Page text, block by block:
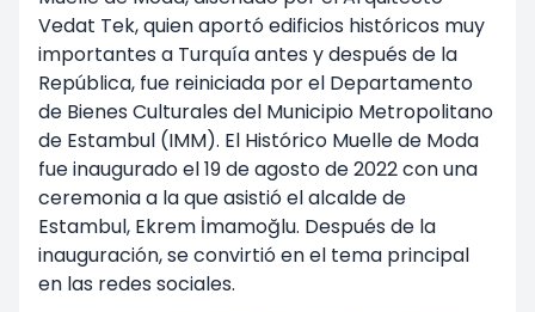
Vedat Tek, quien aportó edificios históricos muy
importantes a Turquía antes y después de la
República, fue reiniciada por el Departamento
de Bienes Culturales del Municipio Metropolitano
de Estambul (IMM). El Histórico Muelle de Moda
fue inaugurado el 19 de agosto de 2022 con una
ceremonia a la que asistió el alcalde de
Estambul, Ekrem İmamoğlu. Después de la
inauguración, se convirtió en el tema principal
en las redes sociales.